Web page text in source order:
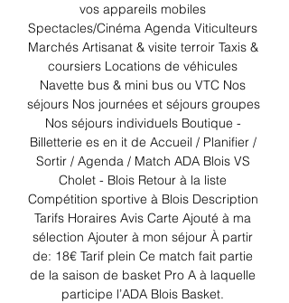
vos appareils mobiles
Spectacles/Cinéma Agenda Viticulteurs
Marchés Artisanat & visite terroir Taxis &
coursiers Locations de véhicules
Navette bus & mini bus ou VTC Nos
séjours Nos journées et séjours groupes
Nos séjours individuels Boutique -
Billetterie es en it de Accueil / Planifier /
Sortir / Agenda / Match ADA Blois VS
Cholet - Blois Retour à la liste
Compétition sportive à Blois Description
Tarifs Horaires Avis Carte Ajouté à ma
sélection Ajouter à mon séjour À partir
de: 18€ Tarif plein Ce match fait partie
de la saison de basket Pro A à laquelle
participe l’ADA Blois Basket.